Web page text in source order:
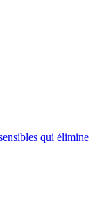
qui élimine